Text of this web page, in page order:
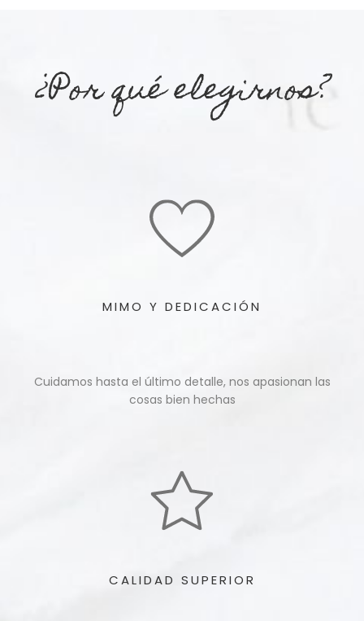
¿Por qué elegirnos?
MIMO Y DEDICACIÓN
Cuidamos hasta el último detalle, nos apasionan las
cosas bien hechas
CALIDAD SUPERIOR